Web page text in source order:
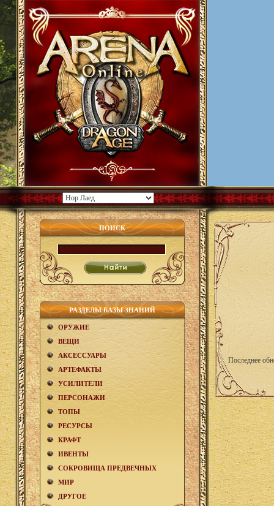
ПОИСК
РАЗДЕЛЫ БАЗЫ ЗНАНИЙ
ОРУЖИЕ
ВЕЩИ
АКCЕСCУАРЫ
АРТЕФАКТЫ
УСИЛИТЕЛИ
ПЕРСОНАЖИ
ТОПЫ
РЕСУРСЫ
КРАФТ
ИВЕНТЫ
СОКРОВИЩА ПРЕДВЕЧНЫХ
МИР
ДРУГОЕ
Последнее